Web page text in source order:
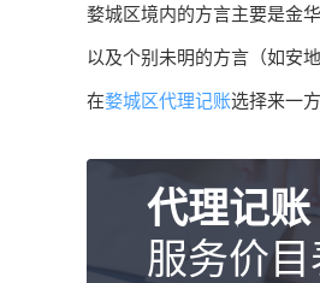
婺城区境内的方言主要是金
以及个别未明的方言（如安
在婺城区代理记账选择来一
代理记账
服务价目